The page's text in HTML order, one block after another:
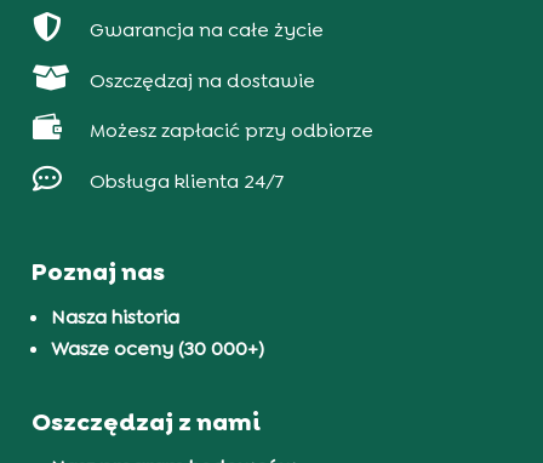
 Gwarancja na całe życie
 Oszczędzaj na dostawie
 Możesz zapłacić przy odbiorze
 Obsługa klienta 24/7
Poznaj nas
Nasza historia
Wasze oceny (30 000+)
Oszczędzaj z nami